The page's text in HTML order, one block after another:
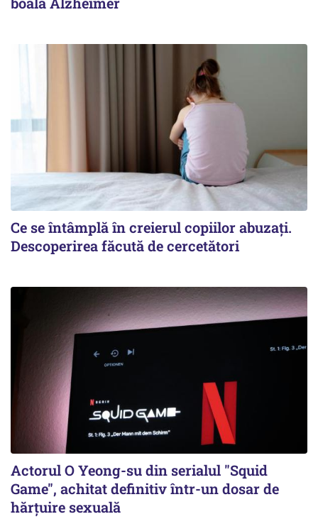
Ce se întâmplă în creierul copiilor abuzați.
Descoperirea făcută de cercetători
Actorul O Yeong-su din serialul "Squid
Game", achitat definitiv într-un dosar de
hărţuire sexuală